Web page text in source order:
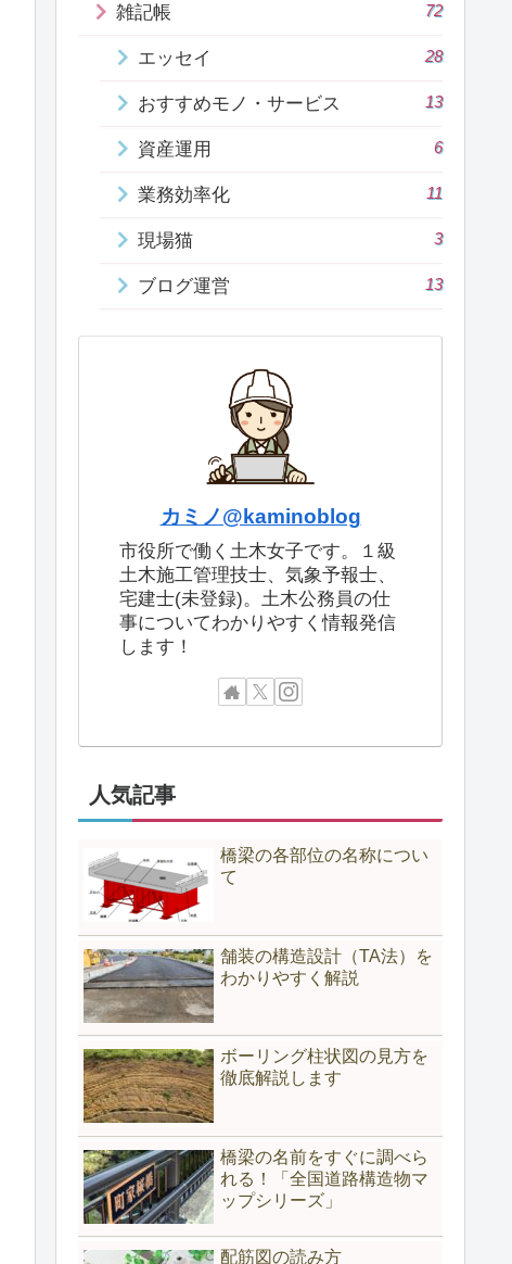
雑記帳 72
エッセイ 28
おすすめモノ・サービス 13
資産運用 6
業務効率化 11
現場猫 3
ブログ運営 13
カミノ@kaminoblog
市役所で働く土木女子です。１級
土木施工管理技士、気象予報士、
宅建士(未登録)。土木公務員の仕
事についてわかりやすく情報発信
します！
人気記事
橋梁の各部位の名称につい
て
舗装の構造設計（TA法）を
わかりやすく解説
ボーリング柱状図の見方を
徹底解説します
橋梁の名前をすぐに調べら
れる！「全国道路構造物マ
ップシリーズ」
配筋図の読み方